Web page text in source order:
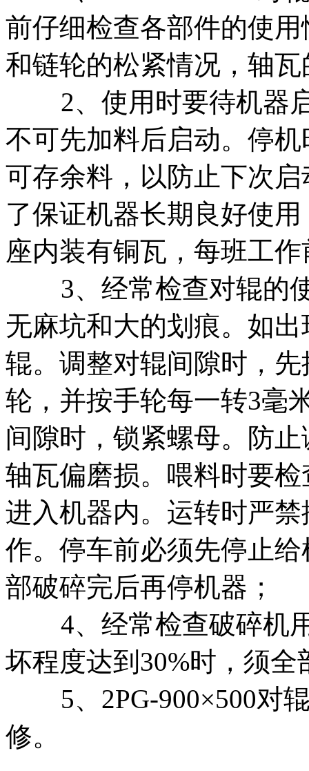
前仔细检查各部件的使
和链轮的松紧情况，轴
2、使用时要待机器启
不可先加料后启动。停
可存余料，以防止下次
了保证机器长期良好使
座内装有铜瓦，每班工
3、经常检查对辊的使
无麻坑和大的划痕。如
辊。调整对辊间隙时，
轮，并按手轮每一转3毫
间隙时，锁紧螺母。防
轴瓦偏磨损。喂料时要
进入机器内。运转时严
作。停车前必须先停止
部破碎完后再停机器；
4、经常检查破碎机用
坏程度达到30%时，须
5、2PG-900×500对辊
修。